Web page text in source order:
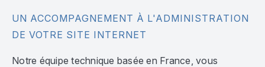
UN ACCOMPAGNEMENT À L'ADMINISTRATION
DE VOTRE SITE INTERNET
Notre équipe technique basée en France, vous